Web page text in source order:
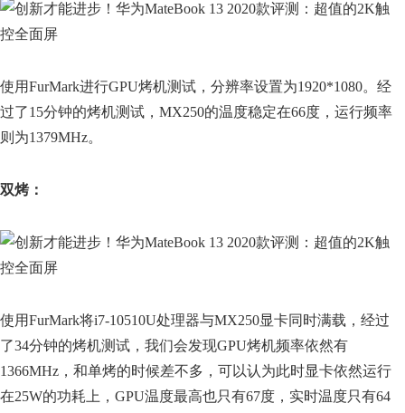
使用FurMark进行GPU烤机测试，分辨率设置为1920*1080。经
过了15分钟的烤机测试，MX250的温度稳定在66度，运行频率
则为1379MHz。
双烤：
使用FurMark将i7-10510U处理器与MX250显卡同时满载，经过
了34分钟的烤机测试，我们会发现GPU烤机频率依然有
1366MHz，和单烤的时候差不多，可以认为此时显卡依然运行
在25W的功耗上，GPU温度最高也只有67度，实时温度只有64